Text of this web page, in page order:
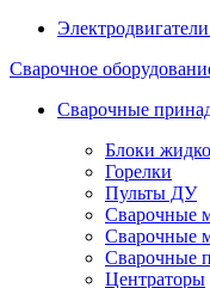
Сварочное
Сварочные
Блоки
Горелки
Пульты ДУ
Сварочные
Сварочные
Сварочные
Центраторы